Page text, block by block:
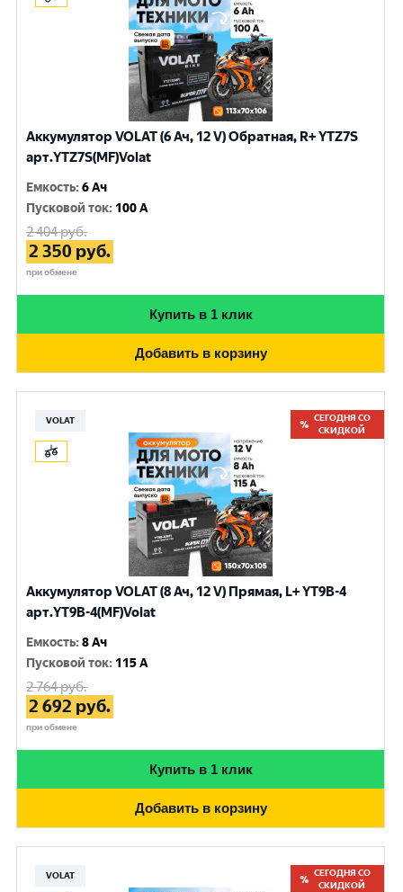
Аккумулятор VOLAT (6 Ач, 12 V) Обратная, R+ YTZ7S
арт.YTZ7S(MF)Volat
Емкость:6 Ач
Пусковой ток: 100 A
2 404руб.
2 350 руб.
при обмене
Купить в 1 клик
Добавить в корзину
VOLAT
СЕГОДНЯ СО
СКИДКОЙ
Аккумулятор VOLAT (8 Ач, 12 V) Прямая, L+ YT9B-4
арт.YT9B-4(MF)Volat
Емкость:8 Ач
Пусковой ток: 115 A
2 764руб.
2 692 руб.
при обмене
Купить в 1 клик
Добавить в корзину
VOLAT
СЕГОДНЯ СО
СКИДКОЙ